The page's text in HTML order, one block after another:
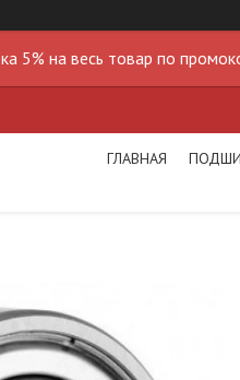
5% на весь товар по
ГЛАВНАЯ